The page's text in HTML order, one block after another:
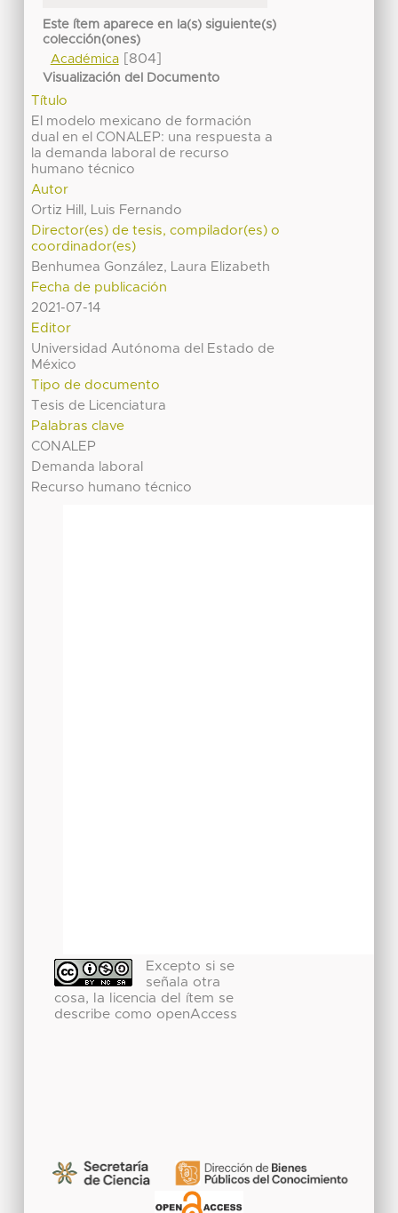
Este ítem aparece en la(s) siguiente(s)
colección(ones)
Académica[804]
Visualización del Documento
Título
El modelo mexicano de formación
dual en el CONALEP: una respuesta a
la demanda laboral de recurso
humano técnico
Autor
Ortiz Hill, Luis Fernando
Director(es) de tesis, compilador(es) o
coordinador(es)
Benhumea González, Laura Elizabeth
Fecha de publicación
2021-07-14
Editor
Universidad Autónoma del Estado de
México
Tipo de documento
Tesis de Licenciatura
Palabras clave
CONALEP
Demanda laboral
Recurso humano técnico
Excepto si se
señala otra
cosa, la licencia del ítem se
describe como openAccess